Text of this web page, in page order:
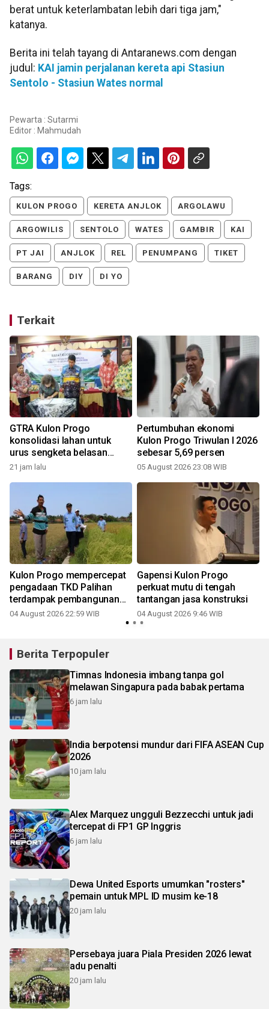
berat untuk keterlambatan lebih dari tiga jam,"
katanya.
Berita ini telah tayang di Antaranews.com dengan
judul: KAI jamin perjalanan kereta api Stasiun
Sentolo - Stasiun Wates normal
Pewarta : Sutarmi
Editor : Mahmudah
Tags:
KULON PROGO KERETA ANJLOK ARGOLAWU
ARGOWILIS SENTOLO WATES GAMBIR KAI
PT JAI ANJLOK REL PENUMPANG TIKET
BARANG DIY DI YO
Terkait
GTRA Kulon Progo
konsolidasi lahan untuk
urus sengketa belasan
tahun
21 jam lalu
Pertumbuhan ekonomi
Kulon Progo Triwulan I 2026
sebesar 5,69 persen
05 August 2026 23:08 WIB
Kulon Progo mempercepat
pengadaan TKD Palihan
terdampak pembangunan
YIA
04 August 2026 22:59 WIB
Gapensi Kulon Progo
perkuat mutu di tengah
tantangan jasa konstruksi
04 August 2026 9:46 WIB
Berita Terpopuler
Timnas Indonesia imbang tanpa gol
melawan Singapura pada babak pertama
6 jam lalu
India berpotensi mundur dari FIFA ASEAN Cup
2026
10 jam lalu
Alex Marquez ungguli Bezzecchi untuk jadi
tercepat di FP1 GP Inggris
6 jam lalu
Dewa United Esports umumkan "rosters"
pemain untuk MPL ID musim ke-18
20 jam lalu
Persebaya juara Piala Presiden 2026 lewat
adu penalti
20 jam lalu